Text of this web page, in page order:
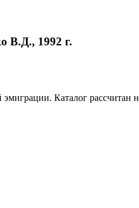
В.Д., 1992 г.
Каталог рассчитан